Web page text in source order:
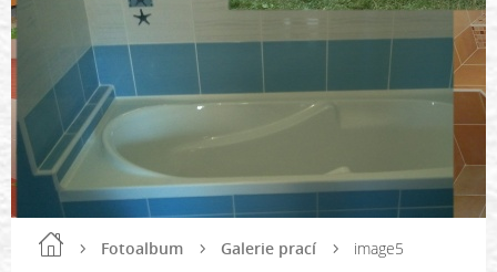
Fotoalbum Galerie prací image5